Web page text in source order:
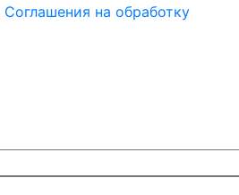
Соглашения на обработку